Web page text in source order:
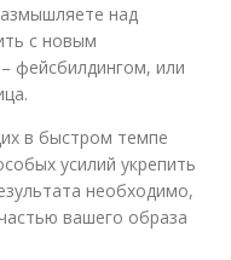
над
с новым
фейсбилдингом, или
в быстром темпе
усилий укрепить
необходимо,
вашего образа